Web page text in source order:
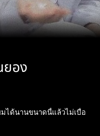
อง
ได้นานขนาดนี้แล้วไม่เบื่อ